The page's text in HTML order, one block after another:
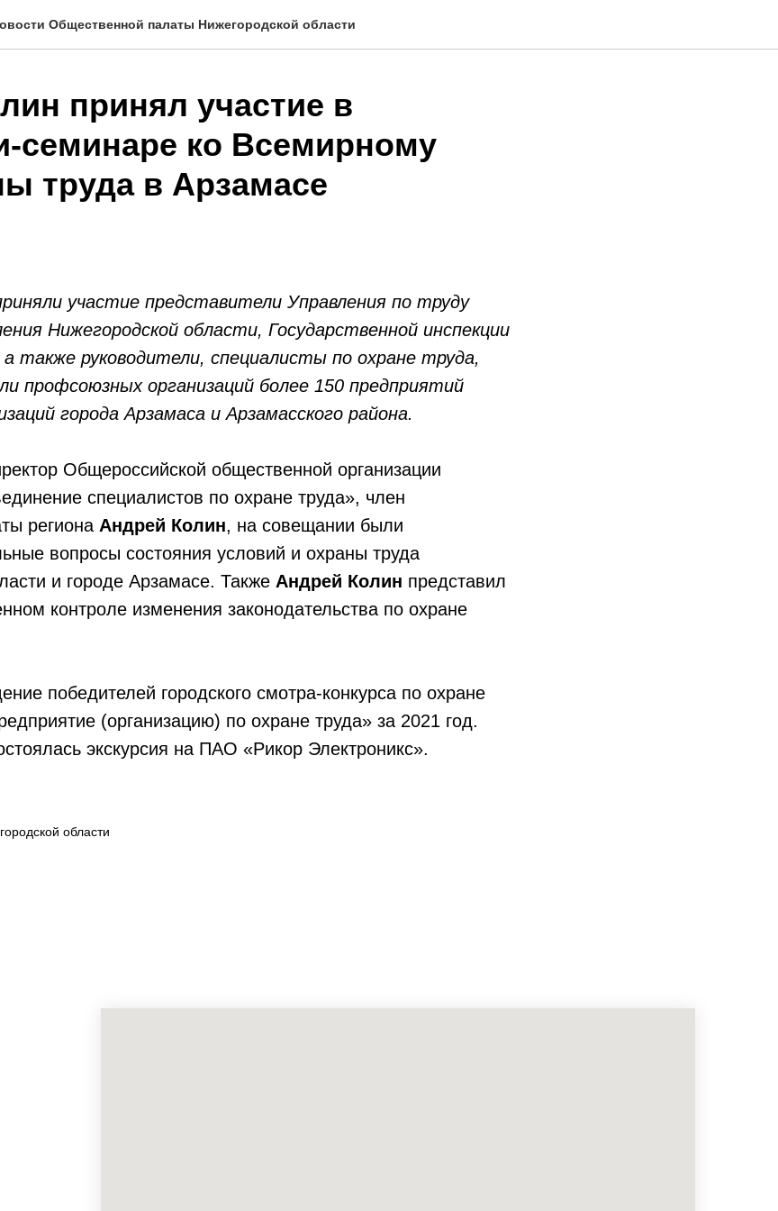
Общественной палаты Нижегородской области
принял участие в
семинаре ко Всемирному
труда в Арзамасе
участие представители Управления по труду
Нижегородской области, Государственной инспекции
также руководители, специалисты по охране труда,
профсоюзных организаций более 150 предприятий
города Арзамаса и Арзамасского района.
Общероссийской общественной организации
специалистов по охране труда», член
региона Андрей Колин, на совещании были
вопросы состояния условий и охраны труда
и городе Арзамасе. Также Андрей Колин представил
контроле изменения законодательства по охране
победителей городского смотра-конкурса по охране
(организацию) по охране труда» за 2021 год.
экскурсия на ПАО «Рикор Электроникс».
области